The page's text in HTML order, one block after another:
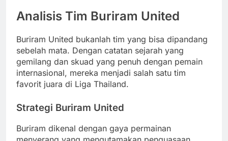
Analisis Tim Buriram United
Buriram United bukanlah tim yang bisa dipandang
sebelah mata. Dengan catatan sejarah yang
gemilang dan skuad yang penuh dengan pemain
internasional, mereka menjadi salah satu tim
favorit juara di Liga Thailand.
Strategi Buriram United
Buriram dikenal dengan gaya permainan